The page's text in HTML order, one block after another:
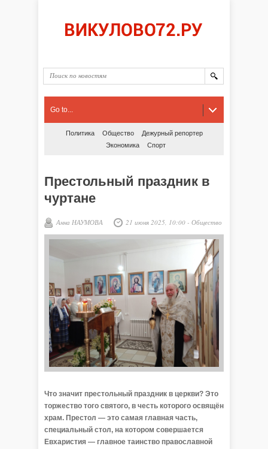
Go to...
Политика Общество
Дежурный репортер
Экономика
Спорт
Престольный праздник в
чуртане
Анна НАУМОВА 21 июня 2025, 10:00 - Общество
Что значит престольный праздник в церкви? Это
торжество того святого, в честь которого освящён
храм. Престол — это самая главная часть,
специальный стол, на котором совершается
Евхаристия — главное таинство православной